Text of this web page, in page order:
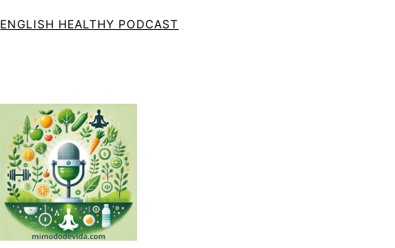
ENGLISH HEALTHY PODCAST